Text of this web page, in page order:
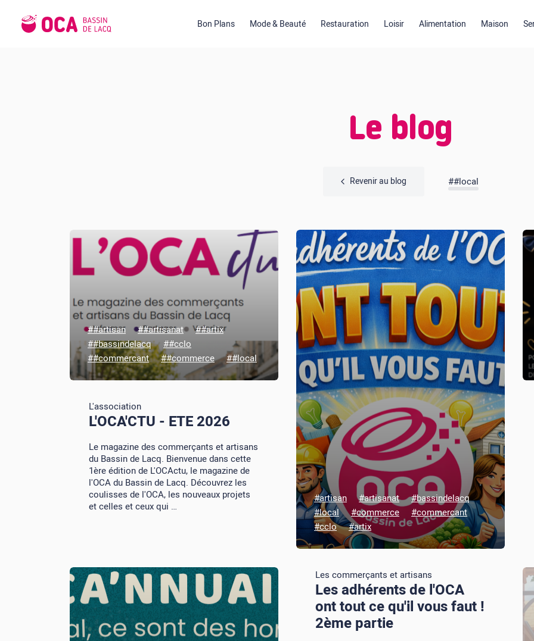
Bon Plans Mode & Beauté Restauration Loisir Alimentation Maison
Le blog
Revenir au blog ##local
##artisan ##artisanat
##artix
##bassindelacq
##cclo
##commercant
##commerce ##local
L'association
L'OCA'CTU - ETE 2026
Le magazine des commerçants et artisans
du Bassin de Lacq. Bienvenue dans cette
1ère édition de L'OCActu, le magazine de
l'OCA du Bassin de Lacq. Découvrez les
coulisses de l'OCA, les nouveaux projets
et celles et ceux qui …
#artisan #artisanat
#bassindelacq
#local
#commerce
#commercant
#cclo
#artix
Les commerçants et artisans
Les adhérents de l'OCA
ont tout ce qu'il vous faut !
2ème partie